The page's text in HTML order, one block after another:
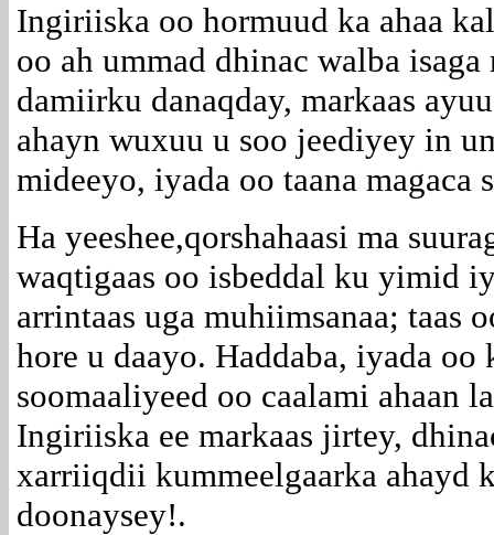
Ingiriiska oo hormuud ka ahaa
oo ah ummad dhinac walba
damiirku danaqday, markaas
ahayn wuxuu u soo jeediyey in
mideeyo, iyada oo taana
Ha yeeshee,qorshahaasi ma
waqtigaas oo isbeddal ku yimid
arrintaas uga muhiimsanaa; taas
hore u daayo. Haddaba, iyada oo
soomaaliyeed oo caalami ahaan
Ingiriiska ee markaas jirtey,
xarriiqdii kummeelgaarka ahayd
doonaysey!.